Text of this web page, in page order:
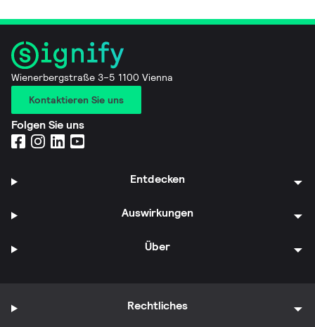
Wienerbergstraße 3–5 1100 Vienna
Kontaktieren Sie uns
Folgen Sie uns
Entdecken
Auswirkungen
Über
Rechtliches